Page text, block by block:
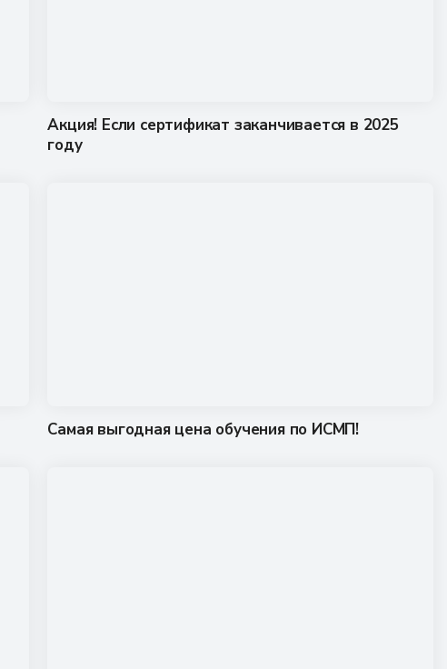
Акция! Если сертификат заканчивается в 2025
году
Самая выгодная цена обучения по ИСМП!